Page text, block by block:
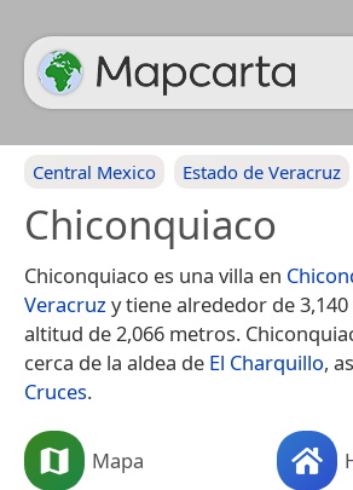
Central Mexico Estado de Veracruz
Chiconquiaco
Chiconquiaco es una villa en
Veracruzy tiene alrededor de
altitud de 2,066 metros.
cerca de la aldea de El Charquillo,
Cruces.
Mapa